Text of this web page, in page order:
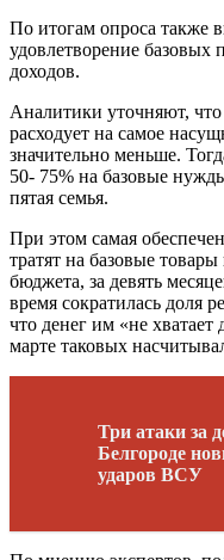
По итогам опроса также
удовлетворение базовых
доходов.
Аналитики уточняют, что
расходует на самое
значительно меньше.
50- 75% на базовые
пятая семья.
При этом самая
тратят на базовые
бюджета, за девять
время сократилась доля
что денег им «не
марте таковых
Три атаки за
Белгороде
ударов ВСУ